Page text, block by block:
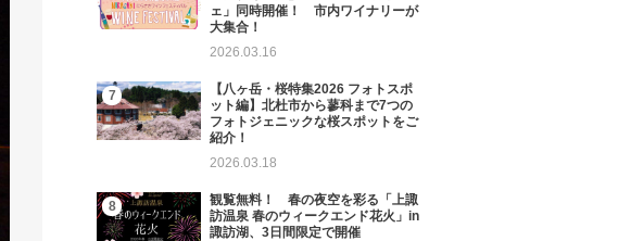
ェ」同時開催！ 市内ワイナリーが
大集合！
2026.03.16
【八ヶ岳・桜特集2026 フォトスポ
ット編】北杜市から蓼科まで7つの
フォトジェニックな桜スポットをご
紹介！
2026.03.18
観覧無料！ 春の夜空を彩る「上諏
訪温泉 春のウィークエンド花火」in
諏訪湖、3日間限定で開催